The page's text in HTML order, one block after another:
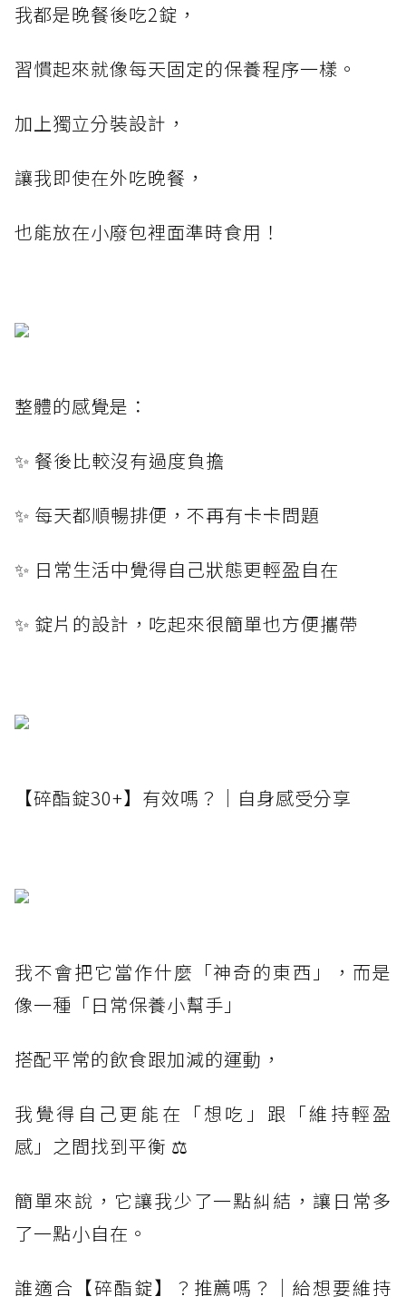
我都是晚餐後吃2錠，
習慣起來就像每天固定的保養程序一樣。
加上獨立分裝設計，
讓我即使在外吃晚餐，
也能放在小廢包裡面準時食用！
整體的感覺是：
✨ 餐後比較沒有過度負擔
✨ 每天都順暢排便，不再有卡卡問題
✨ 日常生活中覺得自己狀態更輕盈自在
✨ 錠片的設計，吃起來很簡單也方便攜帶
【碎酯錠30+】有效嗎？｜自身感受分享
我不會把它當作什麼「神奇的東西」，而是
像一種「日常保養小幫手」
搭配平常的飲食跟加減的運動，
我覺得自己更能在「想吃」跟「維持輕盈
感」之間找到平衡 ⚖️
簡單來說，它讓我少了一點糾結，讓日常多
了一點小自在。
誰適合【碎酯錠】？推薦嗎？｜給想要維持